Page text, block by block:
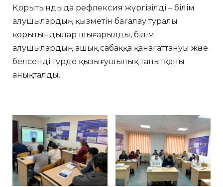
Қорытындыда рефлексия жүргізілді – білім
алушылардың қызметін бағалау туралы
қорытындылар шығарылды, білім
алушылардың ашық сабаққа қанағаттануы және
белсенді түрде қызығушылық танытқаны
анықталды.